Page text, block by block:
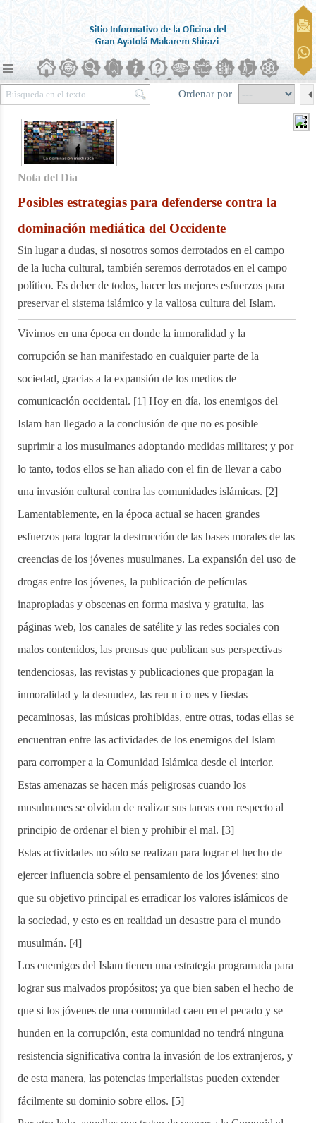
Ordenar por
Nota del Día
Posibles estrategias para defenderse contra la
dominación mediática del Occidente
Sin lugar a dudas, si nosotros somos derrotados en el campo
de la lucha cultural, también seremos derrotados en el campo
político. Es deber de todos, hacer los mejores esfuerzos para
preservar el sistema islámico y la valiosa cultura del Islam.
Vivimos en una época en donde la inmoralidad y la
corrupción se han manifestado en cualquier parte de la
sociedad, gracias a la expansión de los medios de
comunicación occidental. [1] Hoy en día, los enemigos del
Islam han llegado a la conclusión de que no es posible
suprimir a los musulmanes adoptando medidas militares; y por
lo tanto, todos ellos se han aliado con el fin de llevar a cabo
una invasión cultural contra las comunidades islámicas. [2]
Lamentablemente, en la época actual se hacen grandes
esfuerzos para lograr la destrucción de las bases morales de las
creencias de los jóvenes musulmanes. La expansión del uso de
drogas entre los jóvenes, la publicación de películas
inapropiadas y obscenas en forma masiva y gratuita, las
páginas web, los canales de satélite y las redes sociales con
malos contenidos, las prensas que publican sus perspectivas
tendenciosas, las revistas y publicaciones que propagan la
inmoralidad y la desnudez, las reu n i o nes y fiestas
pecaminosas, las músicas prohibidas, entre otras, todas ellas se
encuentran entre las actividades de los enemigos del Islam
para corromper a la Comunidad Islámica desde el interior.
Estas amenazas se hacen más peligrosas cuando los
musulmanes se olvidan de realizar sus tareas con respecto al
principio de ordenar el bien y prohibir el mal. [3]
Estas actividades no sólo se realizan para lograr el hecho de
ejercer influencia sobre el pensamiento de los jóvenes; sino
que su objetivo principal es erradicar los valores islámicos de
la sociedad, y esto es en realidad un desastre para el mundo
musulmán. [4]
Los enemigos del Islam tienen una estrategia programada para
lograr sus malvados propósitos; ya que bien saben el hecho de
que si los jóvenes de una comunidad caen en el pecado y se
hunden en la corrupción, esta comunidad no tendrá ninguna
resistencia significativa contra la invasión de los extranjeros, y
de esta manera, las potencias imperialistas pueden extender
fácilmente su dominio sobre ellos. [5]